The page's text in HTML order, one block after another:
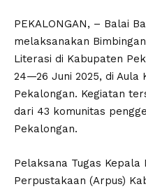
PEKALONGAN, – Balai
melaksanakan
Literasi di Kabupaten
24—26 Juni 2025, di Aula
Pekalongan. Kegiatan
dari 43 komunitas
Pekalongan.
Pelaksana Tugas Kepala
Perpustakaan (Arpus)